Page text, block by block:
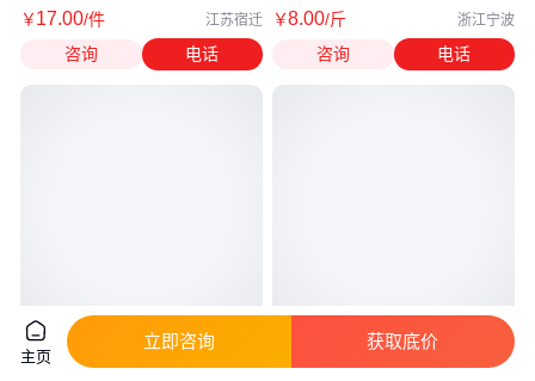
￥17.00/件 江苏宿迁
咨询 电话
百日草种子 花海种子 野花组合
种子百日菊种子
￥8.00/斤 浙江宁波
咨询 电话
紫花苜蓿 紫花苜蓿种子价格 紫
花苜蓿种子批发 紫花苜蓿绿肥种
主页
立即咨询 获取底价